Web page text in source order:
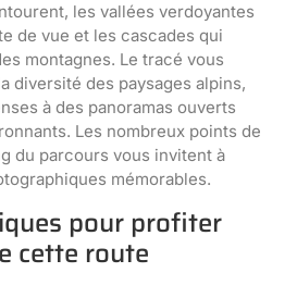
les vallées verdoyantes
de vue et les cascades qui
montagnes. Le tracé vous
diversité des paysages alpins,
à des panoramas ouverts
Les nombreux points de
du parcours vous invitent à
mémorables.
pour profiter
cette route